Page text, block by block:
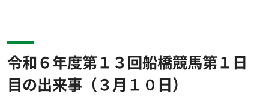
令和６年度第１３回船橋競馬第１日
目の出来事（３月１０日）